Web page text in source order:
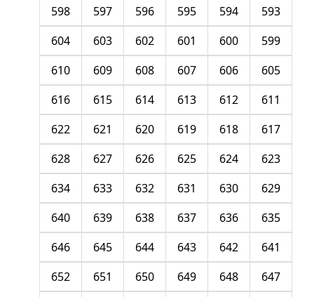
593
594
595
596
597
598
599
600
601
602
603
604
605
606
607
608
609
610
611
612
613
614
615
616
617
618
619
620
621
622
623
624
625
626
627
628
629
630
631
632
633
634
635
636
637
638
639
640
641
642
643
644
645
646
647
648
649
650
651
652